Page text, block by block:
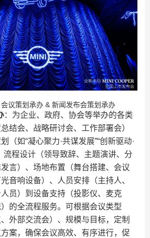
会议策划承办 & 新闻发布会策划承办
​：为企业、政府、协会等举办的各类
结会、战略研讨会、工作部署会）
（如“凝心聚力·共谋发展”“创新驱动·
流程设计（领导致辞、主题演讲、分
言）、场地布置（舞台搭建、会议
音响设备）、人员安排（主持人、
员）到设备支持（投影仪、麦克
的全流程服务。可根据会议类型
、外部交流会）、规模与目标，定制
案，确保会议高效、有序进行，促